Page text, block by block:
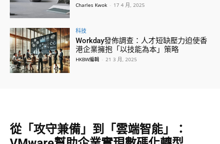
Charles Kwok - 17 4 月, 2025
科技
Workday發佈調查：人才短缺壓力迫使香
港企業擁抱「以技能為本」策略
HKBW編輯 - 21 3 月, 2025